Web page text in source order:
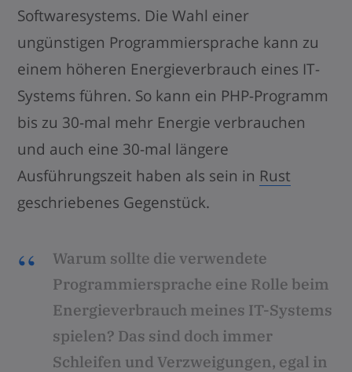
Softwaresystems. Die Wahl einer
ungünstigen Programmiersprache kann zu
einem höheren Energieverbrauch eines IT-
Systems führen. So kann ein PHP-Programm
bis zu 30-mal mehr Energie verbrauchen
und auch eine 30-mal längere
Ausführungszeit haben als sein in Rust
geschriebenes Gegenstück.
Warum sollte die verwendete
Programmiersprache eine Rolle beim
Energieverbrauch meines IT-Systems
spielen? Das sind doch immer
Schleifen und Verzweigungen, egal in